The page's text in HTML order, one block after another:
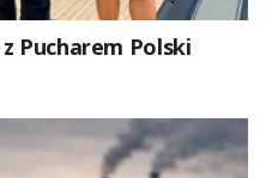
Pucharem Polski